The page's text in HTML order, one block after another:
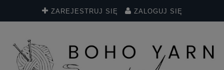
ZAREJESTRUJ SIĘ ZALOGUJ SIĘ